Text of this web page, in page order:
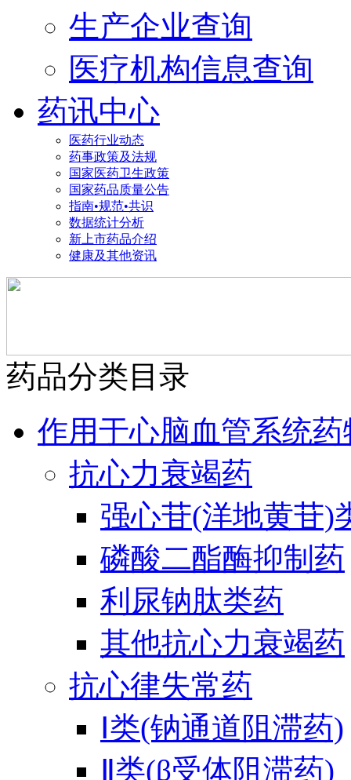
生产企业查询
医疗机构信息查询
药讯中心
医药行业动态
药事政策及法规
国家医药卫生政策
国家药品质量公告
指南•规范•共识
数据统计分析
新上市药品介绍
健康及其他资讯
药品分类目录
作用于心脑血管系统药
抗心力衰竭药
强心苷(洋地黄苷)
磷酸二酯酶抑制药
利尿钠肽类药
其他抗心力衰竭药
抗心律失常药
Ⅰ类(钠通道阻滞药)
Ⅱ类(β受体阻滞药)